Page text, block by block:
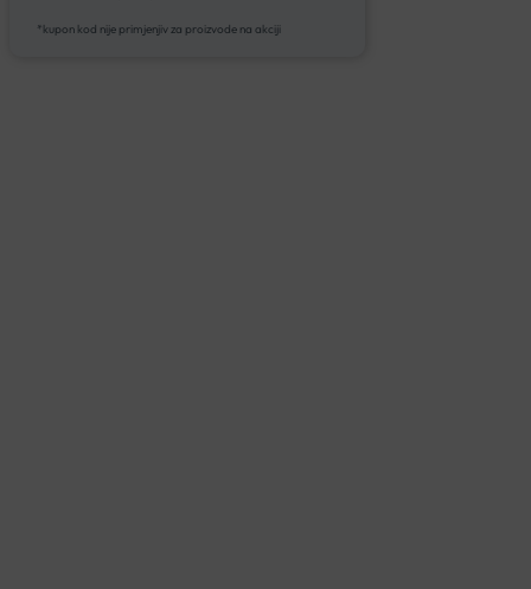
*kupon kod nije primjenjiv za proizvode na akciji